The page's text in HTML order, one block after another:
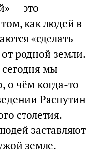
— это
как людей в
«сделать
родной земли.
сегодня мы
о чём когда-то
Распутин
столетия.
заставляют
земле.